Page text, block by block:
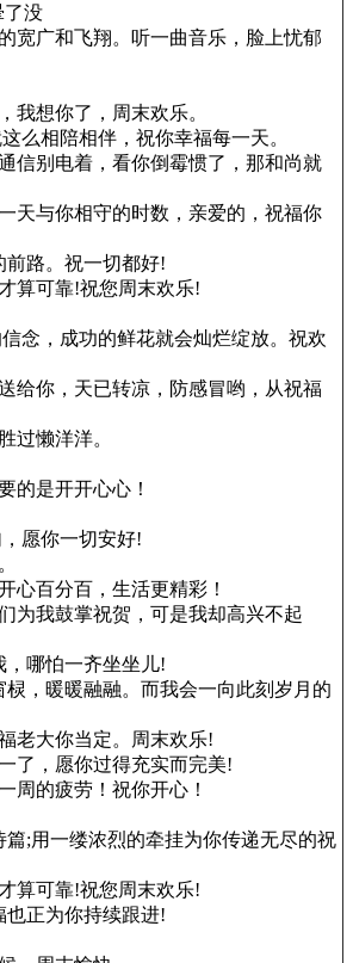
了没
宽广和飞翔。听一曲音乐，脸上忧郁
想你了，周末欢乐。
么相陪相伴，祝你幸福每一天。
信别电着，看你倒霉惯了，那和尚就
天与你相守的时数，亲爱的，祝福你
路。祝一切都好!
算可靠!祝您周末欢乐!
念，成功的鲜花就会灿烂绽放。祝欢
给你，天已转凉，防感冒哟，从祝福
过懒洋洋。
的是开开心心！
愿你一切安好!
心百分百，生活更精彩！
为我鼓掌祝贺，可是我却高兴不起
哪怕一齐坐坐儿!
，暖暖融融。而我会一向此刻岁月的
老大你当定。周末欢乐!
了，愿你过得充实而完美!
周的疲劳！祝你开心！
;用一缕浓烈的牵挂为你传递无尽的祝
算可靠!祝您周末欢乐!
正为你持续跟进!